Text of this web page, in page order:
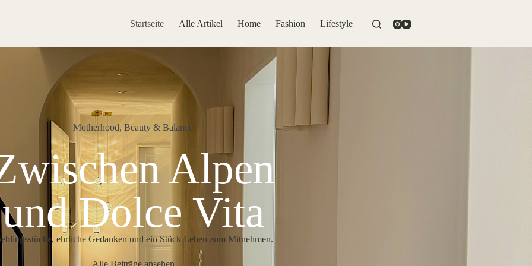
Startseite Alle Artikel Home Fashion Lifestyle
Motherhood, Beauty & Balance
Alpen
und Dolce Vita
ehrliche Gedanken und ein Stück Leben zum Mitnehmen.
Alle Beiträge ansehen